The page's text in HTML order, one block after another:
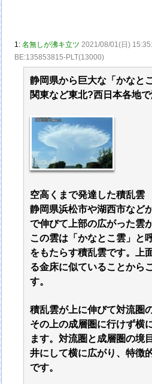
1:名無しが沸キ立ツ 2021/08/01(日)
BE:135853815-PLT(13000)
静岡県から巨大な「かなと
関東など東北?西日本各地
空高くまで発達した積乱雲
静岡県浜松市や湖西市など
で伸びて上部の広がった雲
この雲は「かなとこ雲」と
をもたらす積乱雲です。上
る金床に似ていることから
す。
積乱雲が上に伸びて対流圏
その上の成層圏に行けず横
ます。対流圏と成層圏の境
井にして横に広がり、特徴
です。